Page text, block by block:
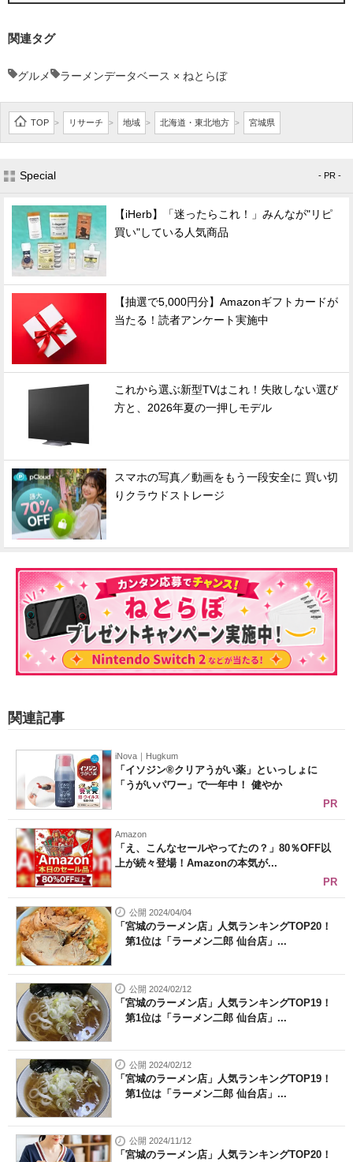
関連タグ
グルメ ラーメンデータベース × ねとらぼ
TOP > リサーチ > 地域 > 北海道・東北地方 > 宮城県
Special - PR -
【iHerb】「迷ったらこれ！」みんなが"リピ
買い"している人気商品
【抽選で5,000円分】Amazonギフトカードが
当たる！読者アンケート実施中
これから選ぶ新型TVはこれ！失敗しない選び
方と、2026年夏の一押しモデル
スマホの写真／動画をもう一段安全に 買い切
りクラウドストレージ
関連記事
iNova｜Hugkum
「イソジン®クリアうがい薬」といっしょに
「うがいパワー」で一年中！ 健やか
PR
Amazon
「え、こんなセールやってたの？」80％OFF以
上が続々登場！Amazonの本気が...
PR
公開 2024/04/04
「宮城のラーメン店」人気ランキングTOP20！
第1位は「ラーメン二郎 仙台店」...
公開 2024/02/12
「宮城のラーメン店」人気ランキングTOP19！
第1位は「ラーメン二郎 仙台店」...
公開 2024/02/12
「宮城のラーメン店」人気ランキングTOP19！
第1位は「ラーメン二郎 仙台店」...
公開 2024/11/12
「宮城のラーメン店」人気ランキングTOP20！